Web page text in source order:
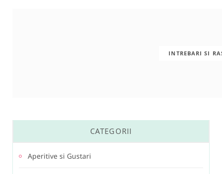
INTREBARI SI
CATEGORII
Aperitive si Gustari